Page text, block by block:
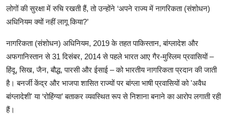
लोगों की सुरक्षा में रुचि रखती हैं, तो उन्होंने ‘अपने राज्य में नागरिकता (संशोधन)
अधिनियम क्यों नहीं लागू किया?’
नागरिकता (संशोधन) अधिनियम, 2019 के तहत पाकिस्तान, बांग्लादेश और
अफगानिस्तान से 31 दिसंबर, 2014 से पहले भारत आए गैर-मुस्लिम प्रवासियों –
हिंदू, सिख, जैन, बौद्ध, पारसी और ईसाई – को भारतीय नागरिकता प्रदान की जाती
है। बनर्जी केंद्र और भाजपा शासित राज्यों पर बांग्ला भाषी प्रवासियों को 'अवैध
बांग्लादेशी' या ‘रोहिंग्या’ बताकर व्यवस्थित रूप से निशाना बनाने का आरोप लगाती रही
हैं।